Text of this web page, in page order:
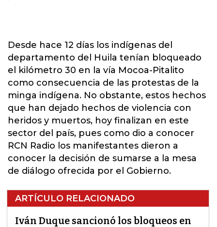
Desde hace 12 días los indígenas del
departamento del Huila tenían bloqueado
el kilómetro 30 en la vía Mocoa-Pitalito
como consecuencia de las protestas de la
minga indígena. No obstante, estos hechos
que han dejado hechos de violencia con
heridos y muertos, hoy finalizan en este
sector del país, pues como dio a conocer
RCN Radio los manifestantes dieron a
conocer la decisión de sumarse a la mesa
de diálogo ofrecida por el Gobierno.
ARTÍCULO RELACIONADO
Iván Duque sancionó los bloqueos en